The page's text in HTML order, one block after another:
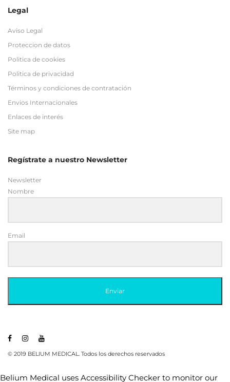
Legal
Aviso Legal
Proteccion de datos
Politica de cookies
Politica de privacidad
Términos y condiciones de contratación
Envios Internacionales
Enlaces de interés
Site map
Regístrate a nuestro Newsletter
Newsletter
Nombre
Email
Enviar
© 2019 BELIUM MEDICAL. Todos los derechos reservados
Belium Medical uses Accessibility Checker to monitor our